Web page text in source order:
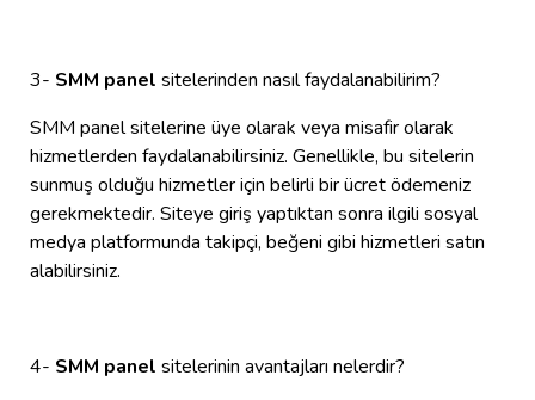
3- SMM panel sitelerinden nasıl faydalanabilirim?
SMM panel sitelerine üye olarak veya misafir olarak
hizmetlerden faydalanabilirsiniz. Genellikle, bu sitelerin
sunmuş olduğu hizmetler için belirli bir ücret ödemeniz
gerekmektedir. Siteye giriş yaptıktan sonra ilgili sosyal
medya platformunda takipçi, beğeni gibi hizmetleri satın
alabilirsiniz.
4- SMM panel sitelerinin avantajları nelerdir?